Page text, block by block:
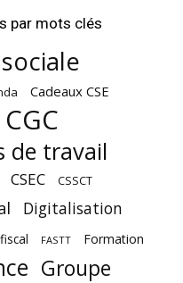
par mots clés
Cadeaux CSE
de travail
CSEC CSSCT
Digitalisation
FASTT Formation
Groupe